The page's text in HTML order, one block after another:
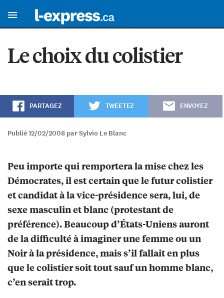
Le choix du colistier
PARTAGEZ TWEETEZ ENVOYEZ
Publié 12/02/2008 par Sylvio Le Blanc
Peu importe qui remportera la mise chez les
Démocrates, il est certain que le futur colistier
et candidat à la vice-présidence sera, lui, de
sexe masculin et blanc (protestant de
préférence). Beaucoup d’États-Uniens auront
de la difficulté à imaginer une femme ou un
Noir à la présidence, mais s’il fallait en plus
que le colistier soit tout sauf un homme blanc,
c’en serait trop.